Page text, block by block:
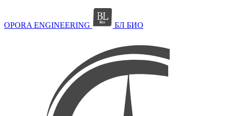
OPORA ENGINEERING БЛ БИО